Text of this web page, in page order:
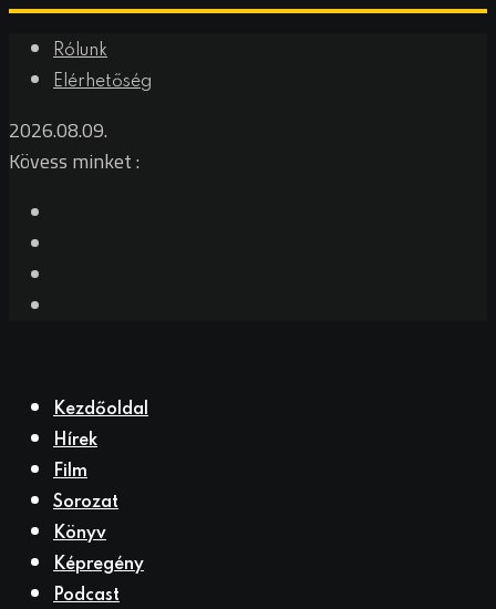
Skip
Rólunk
Elérhetőség
2026.08.09.
Kövess minket :
Kezdőoldal
Hírek
Film
Sorozat
Könyv
Képregény
Podcast